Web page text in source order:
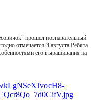
прошел познавательный
отмечается 3 августа.Ребята
его выращивания на